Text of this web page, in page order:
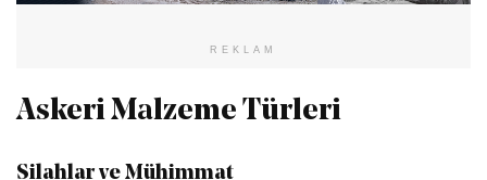
REKLAM
Askeri Malzeme Türleri
Silahlar ve Mühimmat